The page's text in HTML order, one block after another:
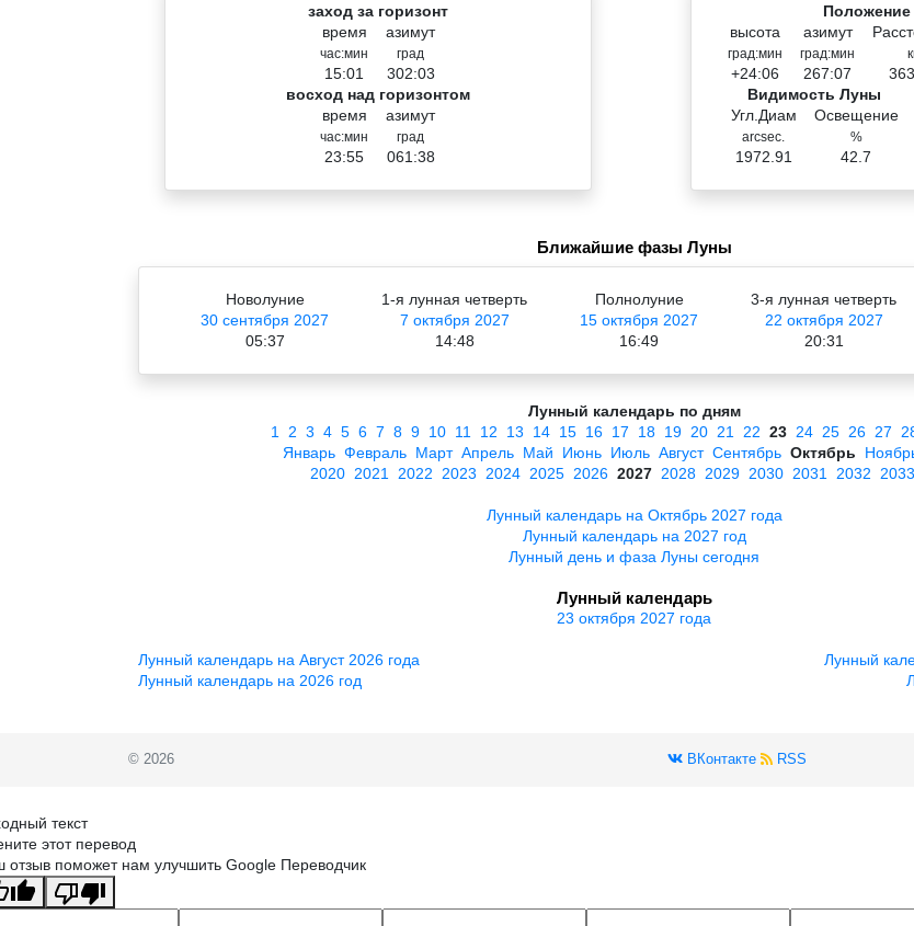
заход за горизонт
время
час:мин
15:01
азимут
град
302:03
восход над горизонтом
время
час:мин
23:55
азимут
град
061:38
высота
град:мин
+24:06
азимут
град:мин
267:07
Видимость Луны
Угл.Диам
arcsec.
1972.91
Освещение
%
42.7
Ближайшие фазы Луны
Новолуние
30 сентября 2027
05:37
1-я лунная четверть
7 октября 2027
14:48
Полнолуние
15 октября 2027
16:49
3-я лунная четверть
22 октября 2027
20:31
Лунный календарь по дням
1
2 3 4 5 6 7 8 9 10 11 12 13 14 15 16 17 18 19 20 21 22 23 24 25 26 27
Январь Февраль Март Апрель Май Июнь Июль Август Сентябрь Октябрь
2020 2021 2022 2023 2024 2025 2026 2027 2028 2029 2030 2031 2032 2033
Лунный календарь на Октябрь 2027 года
Лунный календарь на 2027 год
Лунный день и фаза Луны сегодня
Лунный календарь
23 октября 2027 года
Лунный календарь на Август 2026 года
Лунный календарь на 2026 год
Лунный
© 2026 ВКонтакте RSS
текст
этот перевод
отзыв поможет нам улучшить Google Переводчик